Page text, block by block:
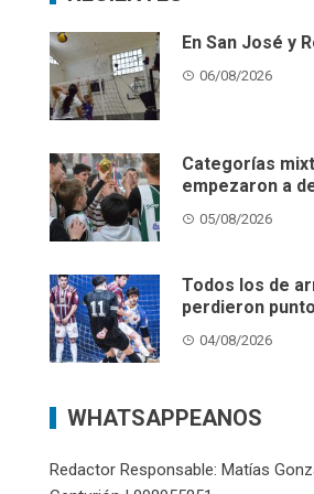
En San José y
06/08/2026
Categorías
empezaron a
05/08/2026
Todos los de
perdieron
04/08/2026
WHATSAPPEANOS
Redactor Responsable: Matías